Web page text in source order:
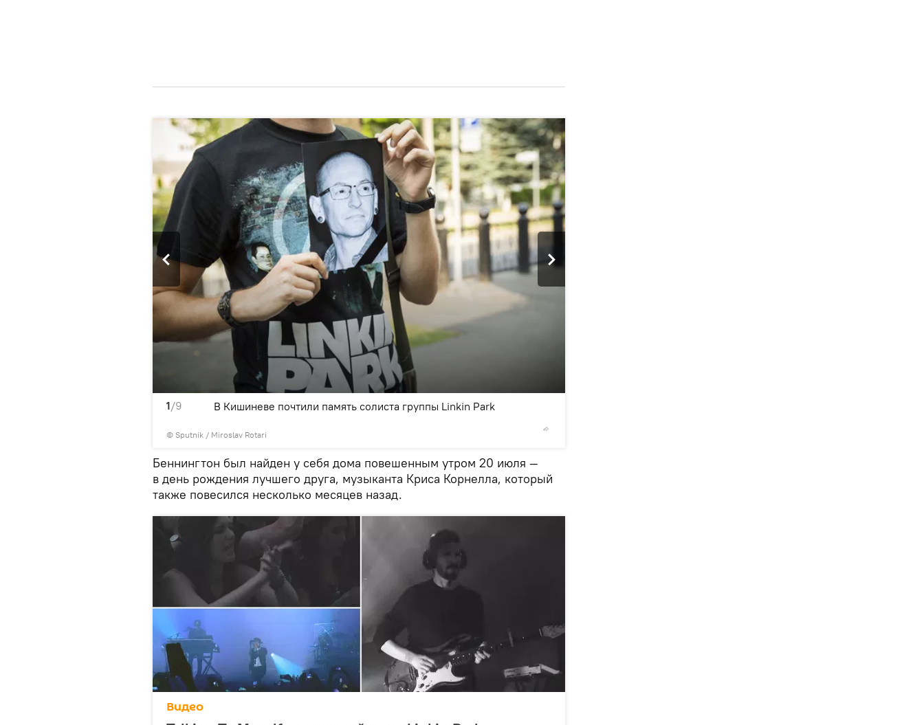
1/9
© Sputnik / Miroslav Rotari
В Кишиневе почтили память солиста группы Linkin Park
Беннингтон был найден у себя дома повешенным утром 20 июля —
в день рождения лучшего друга, музыканта Криса Корнелла, который
также повесился несколько месяцев назад.
Видео